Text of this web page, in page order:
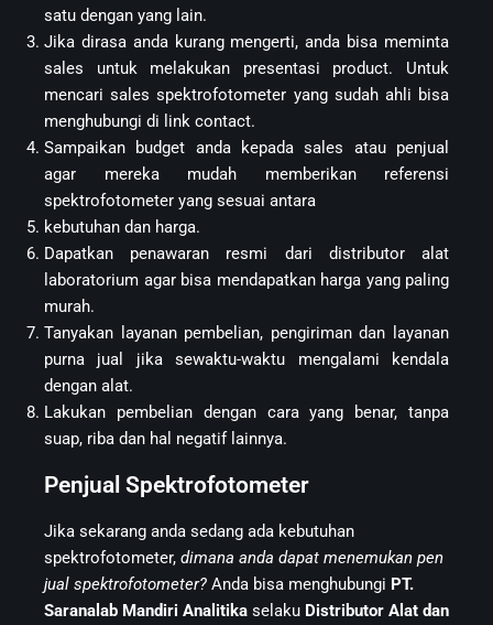
satu dengan yang lain.
Jika dirasa anda kurang mengerti, anda bisa meminta
sales untuk melakukan presentasi product. Untuk
mencari sales spektrofotometer yang sudah ahli bisa
menghubungi di link contact.
Sampaikan budget anda kepada sales atau penjual
agar mereka mudah memberikan referensi
spektrofotometer yang sesuai antara
kebutuhan dan harga.
Dapatkan penawaran resmi dari distributor alat
laboratorium agar bisa mendapatkan harga yang paling
murah.
Tanyakan layanan pembelian, pengiriman dan layanan
purna jual jika sewaktu-waktu mengalami kendala
dengan alat.
Lakukan pembelian dengan cara yang benar, tanpa
suap, riba dan hal negatif lainnya.
Penjual Spektrofotometer
Jika sekarang anda sedang ada kebutuhan
spektrofotometer, dimana anda dapat menemukan pen
jual spektrofotometer? Anda bisa menghubungi PT.
Saranalab Mandiri Analitika selaku Distributor Alat dan